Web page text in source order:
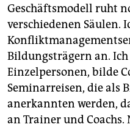
Geschäftsmodell ruht
verschiedenen Säulen.
Bildungsträgern an.
Einzelpersonen, bilde
Seminar­reisen, die als
anerkannten werden,
an Trainer und Coachs.